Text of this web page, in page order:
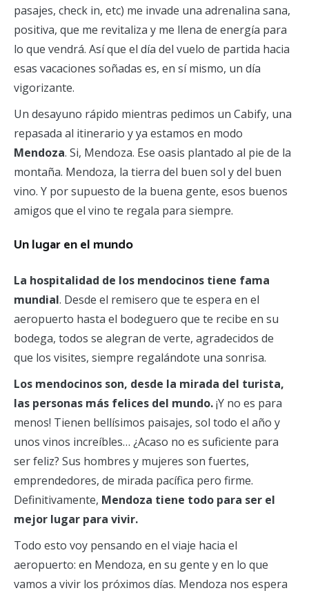
pasajes, check in, etc) me invade una adrenalina sana,
positiva, que me revitaliza y me llena de energía para
lo que vendrá. Así que el día del vuelo de partida hacia
esas vacaciones soñadas es, en sí mismo, un día
vigorizante.
Un desayuno rápido mientras pedimos un Cabify, una
repasada al itinerario y ya estamos en modo
Mendoza. Si, Mendoza. Ese oasis plantado al pie de la
montaña. Mendoza, la tierra del buen sol y del buen
vino. Y por supuesto de la buena gente, esos buenos
amigos que el vino te regala para siempre.
Un lugar en el mundo
La hospitalidad de los mendocinos tiene fama
mundial. Desde el remisero que te espera en el
aeropuerto hasta el bodeguero que te recibe en su
bodega, todos se alegran de verte, agradecidos de
que los visites, siempre regalándote una sonrisa.
Los mendocinos son, desde la mirada del turista,
las personas más felices del mundo.¡Y no es para
menos! Tienen bellísimos paisajes, sol todo el año y
unos vinos increíbles… ¿Acaso no es suficiente para
ser feliz? Sus hombres y mujeres son fuertes,
emprendedores, de mirada pacífica pero firme.
Definitivamente, Mendoza tiene todo para ser el
mejor lugar para vivir.
Todo esto voy pensando en el viaje hacia el
aeropuerto: en Mendoza, en su gente y en lo que
vamos a vivir los próximos días. Mendoza nos espera